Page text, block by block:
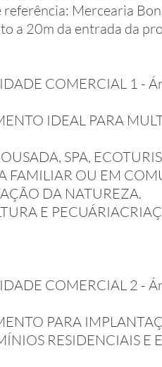
referência: Mercearia
a 20m da entrada da
COMERCIAL 1 -
IDEAL PARA
SPA,
FAMILIAR OU EM
DA NATUREZA.
E
COMERCIAL 2 -
PARA
RESIDENCIAIS E